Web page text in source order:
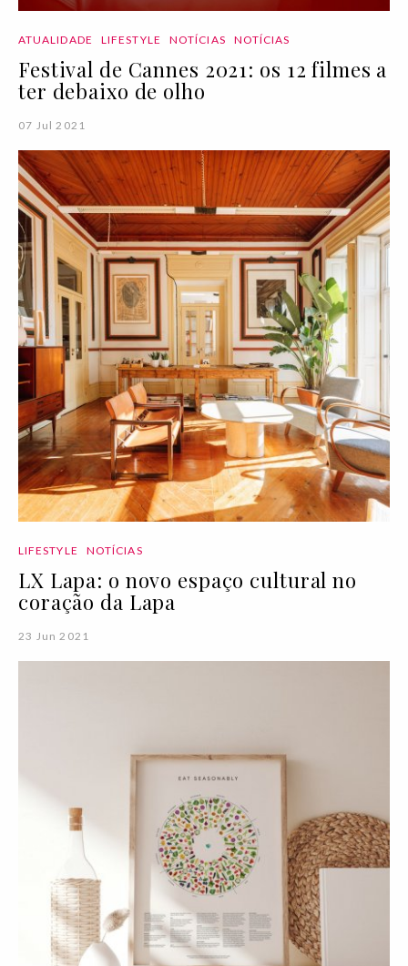
ATUALIDADE LIFESTYLE NOTÍCIAS NOTÍCIAS
Festival de Cannes 2021: os 12 filmes a
ter debaixo de olho
07 Jul 2021
LIFESTYLE NOTÍCIAS
LX Lapa: o novo espaço cultural no
coração da Lapa
23 Jun 2021